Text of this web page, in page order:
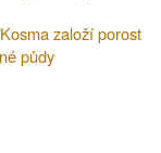
založí porost
půdy